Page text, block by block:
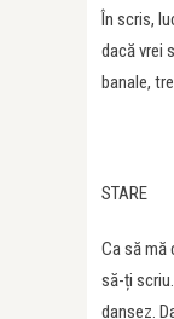
În scris,
dacă vrei
banale,
STARE
Ca să mă
să-ți
dansez.